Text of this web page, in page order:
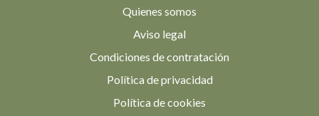
Quienes somos
Aviso legal
Condiciones de contratación
Política de privacidad
Política de cookies